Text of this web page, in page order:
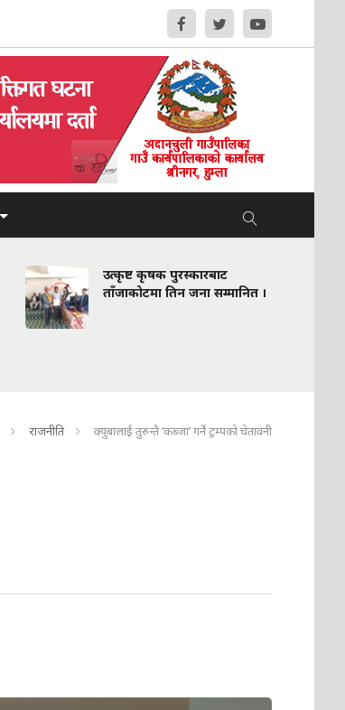
उत्कृष्ट कृषक पुरस्कारबाट
ताँजाकोटमा तिन जना सम्मानित ।
राजनीति क्युबालाई तुरुन्तै ‘कब्जा’ गर्ने ट्रम्पको चेतावनी